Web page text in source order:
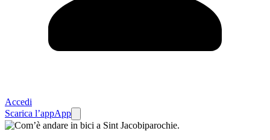
Accedi
Scarica l’appApp